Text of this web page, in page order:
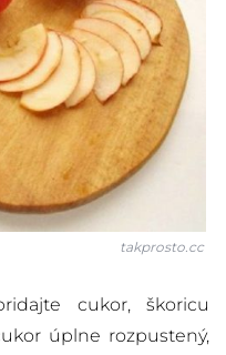
takprosto.cc
cukor, škoricu
úplne rozpustený,